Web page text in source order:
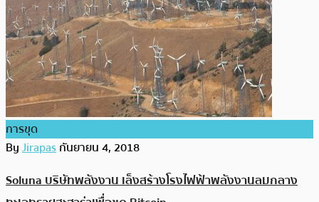
การขุด
ByJirapasกันยายน 4, 2018
Soluna บริษัทพลังงาน เล็งสร้างโรงไฟฟ้าพลังงานลมกลาง